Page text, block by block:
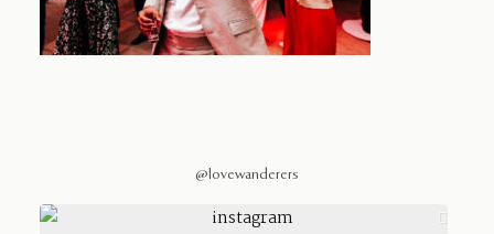
@lovewanderers
Sobre Nosotros